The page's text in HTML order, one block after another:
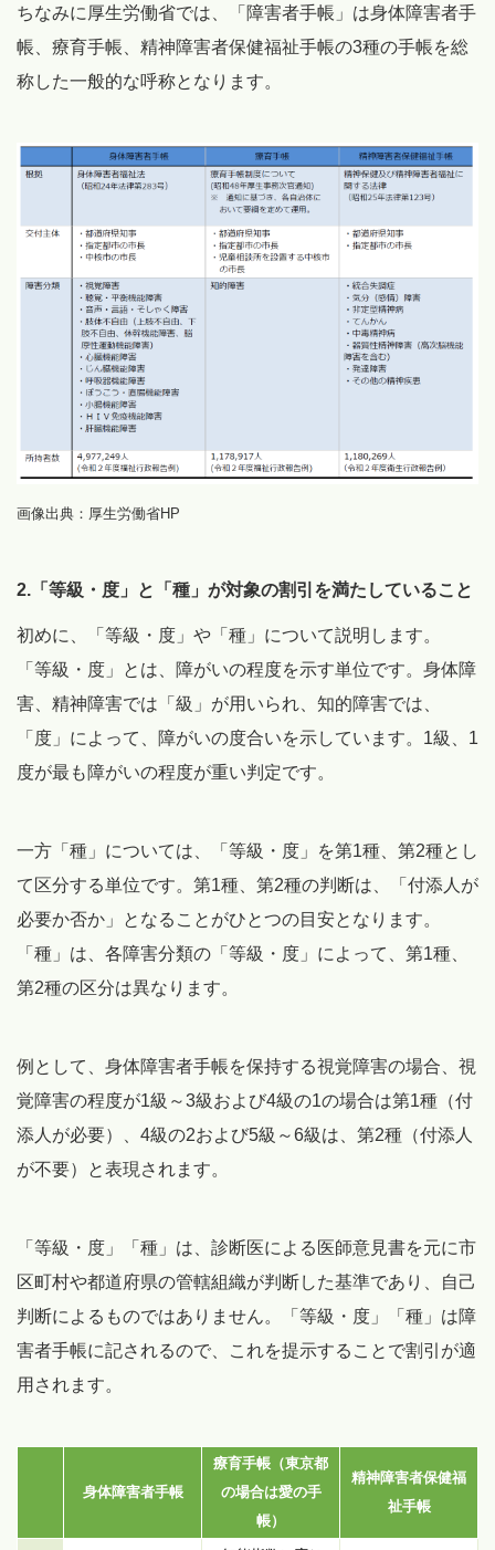
ちなみに厚生労働省では、「障害者手帳」は身体障害者手
帳、療育手帳、精神障害者保健福祉手帳の3種の手帳を総
称した一般的な呼称となります。
画像出典：厚生労働省HP
2.「等級・度」と「種」が対象の割引を満たしていること
初めに、「等級・度」や「種」について説明します。
「等級・度」とは、障がいの程度を示す単位です。身体障
害、精神障害では「級」が用いられ、知的障害では、
「度」によって、障がいの度合いを示しています。1級、1
度が最も障がいの程度が重い判定です。
一方「種」については、「等級・度」を第1種、第2種とし
て区分する単位です。第1種、第2種の判断は、「付添人が
必要か否か」となることがひとつの目安となります。
「種」は、各障害分類の「等級・度」によって、第1種、
第2種の区分は異なります。
例として、身体障害者手帳を保持する視覚障害の場合、視
覚障害の程度が1級～3級および4級の1の場合は第1種（付
添人が必要）、4級の2および5級～6級は、第2種（付添人
が不要）と表現されます。
「等級・度」「種」は、診断医による医師意見書を元に市
区町村や都道府県の管轄組織が判断した基準であり、自己
判断によるものではありません。「等級・度」「種」は障
害者手帳に記されるので、これを提示することで割引が適
用されます。
身体障害者手帳
療育手帳（東京都
の場合は愛の手
帳）
精神障害者保健福
祉手帳